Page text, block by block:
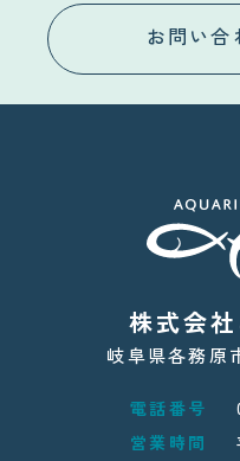
お問い合
株式会
岐阜県各務原
電話番号
営業時間